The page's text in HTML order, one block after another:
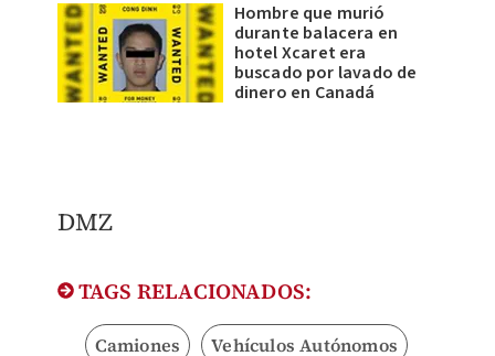
Hombre que murió
durante balacera en
hotel Xcaret era
buscado por lavado de
dinero en Canadá
DMZ
TAGS RELACIONADOS:
Camiones Vehículos Autónomos